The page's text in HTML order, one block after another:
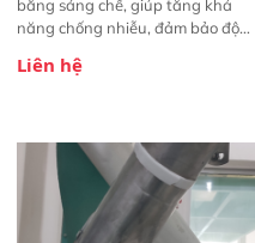
bằng sáng chế, giúp tăng khả
năng chống nhiễu, đảm bảo độ
Phạm vi ứng dụng rộng: Đáp ứng
ngành công nghiệp khác nhau. 
Độ nhạy cao: Trang bị đầu dò
InGaAs độ nhạy cao, cung cấp
phản hồi phổ tuyến tính đầy đủ,
đảm bảo độ chính xác và khả
Liên hệ